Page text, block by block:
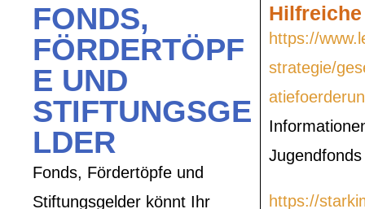
FONDS,
FÖRDERTÖPF
E UND
STIFTUNGSGE
LDER
Fonds, Fördertöpfe und
Stiftungsgelder könnt Ihr
https://
strategie/
Jugendfonds
https://